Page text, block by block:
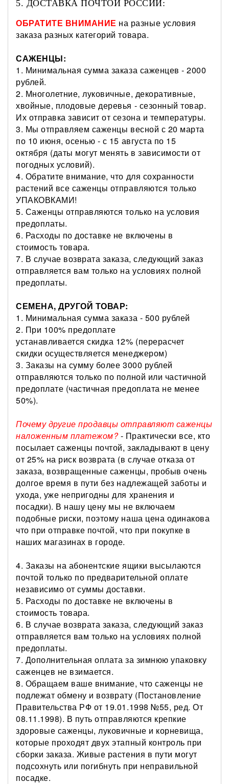
5. ДОСТАВКА ПОЧТОЙ РОССИИ:
ОБРАТИТЕ ВНИМАНИЕ на разные условия
заказа разных категорий товара.
САЖЕНЦЫ:
1. Минимальная сумма заказа саженцев - 2000
рублей.
2. Многолетние, луковичные, декоративные,
хвойные, плодовые деревья - сезонный товар.
Их отправка зависит от сезона и температуры.
3. Мы отправляем саженцы весной с 20 марта
по 10 июня, осенью - с 15 августа по 15
октября (даты могут менять в зависимости от
погодных условий).
4. Обратите внимание, что для сохранности
растений все саженцы отправляются только
УПАКОВКАМИ!
5. Саженцы отправляются только на условия
предоплаты.
6. Расходы по доставке не включены в
стоимость товара.
7. В случае возврата заказа, следующий заказ
отправляется вам только на условиях полной
предоплаты.
СЕМЕНА, ДРУГОЙ ТОВАР:
1. Минимальная сумма заказа - 500 рублей
2. При 100% предоплате
устанавливается скидка 12% (перерасчет
скидки осуществляется менеджером)
3. Заказы на сумму более 3000 рублей
отправляются только по полной или частичной
предоплате (частичная предоплата не менее
50%).
Почему другие продавцы отправляют саженцы
наложенным платежом?- Практически все, кто
посылает саженцы почтой, закладывают в цену
от 25% на риск возврата (в случае отказа от
заказа, возвращенные саженцы, пробыв очень
долгое время в пути без надлежащей заботы и
ухода, уже непригодны для хранения и
посадки). В нашу цену мы не включаем
подобные риски, поэтому наша цена одинакова
что при отправке почтой, что при покупке в
наших магазинах в городе.
4. Заказы на абонентские ящики высылаются
почтой только по предварительной оплате
независимо от суммы доставки.
5. Расходы по доставке не включены в
стоимость товара.
6. В случае возврата заказа, следующий заказ
отправляется вам только на условиях полной
предоплаты.
7. Дополнительная оплата за зимнюю упаковку
саженцев не взимается.
8. Обращаем ваше внимание, что саженцы не
подлежат обмену и возврату (Постановление
Правительства РФ от 19.01.1998 №55, ред. От
08.11.1998). В путь отправляются крепкие
здоровые саженцы, луковичные и корневища,
которые проходят двух этапный контроль при
сборки заказа. Живые растения в пути могут
подсохнуть или погибнуть при неправильной
посадке.